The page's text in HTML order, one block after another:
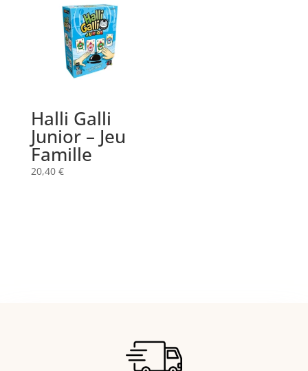
Halli Galli
Junior – Jeu
Famille
20,40 €